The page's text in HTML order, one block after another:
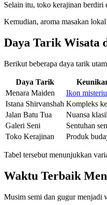
Selain itu, toko kerajinan berdiri
Kemudian, aroma masakan
Daya Tarik Wisata
Berikut beberapa daya tarik
Daya Tarik
Menara Maiden
Ikon
Istana Shirvanshah Kompleks
Jalan Batu Tua
Nuansa
Galeri Seni
Sentuhan
Toko Kerajinan
Produk
Tabel tersebut menunjukkan
Waktu Terbaik
Musim semi dan gugur menjadi